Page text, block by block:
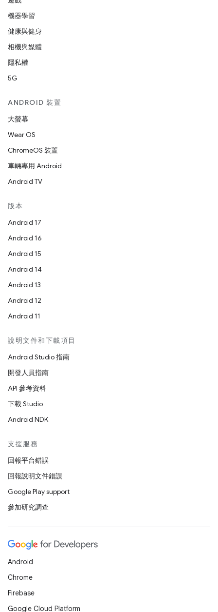
機器學習
健康與健身
相機與媒體
隱私權
5G
ANDROID 裝置
大螢幕
Wear OS
ChromeOS 裝置
車輛專用 Android
Android TV
版本
Android 17
Android 16
Android 15
Android 14
Android 13
Android 12
Android 11
說明文件和下載項目
Android Studio 指南
開發人員指南
API 參考資料
下載 Studio
Android NDK
支援服務
回報平台錯誤
回報說明文件錯誤
Google Play support
參加研究調查
Android
Chrome
Firebase
Google Cloud Platform